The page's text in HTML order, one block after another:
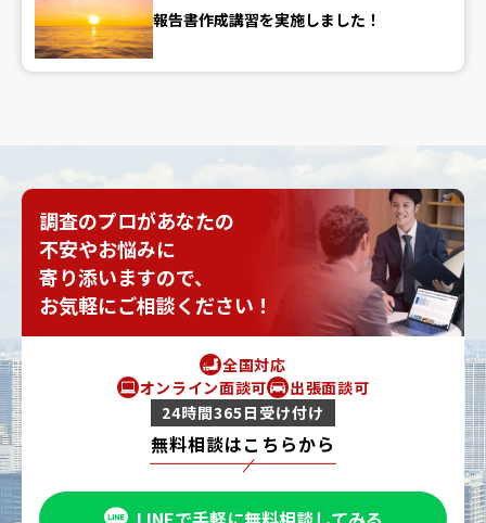
報告書作成講習を実施しました！
調査のプロがあなたの
不安やお悩みに
寄り添いますので、
お気軽にご相談ください！
全国対応
オンライン面談可
出張面談可
24時間365日受け付け
無料相談はこちらから